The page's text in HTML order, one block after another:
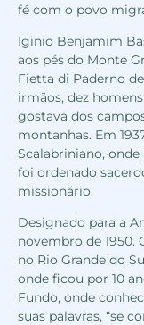
fé com o povo
Iginio Benjamim
aos pés do Monte
Fietta di Paderno
irmãos, dez
gostava dos
montanhas. Em
Scalabriniano, onde
foi ordenado
missionário.
Designado para a
novembro de 1950.
no Rio Grande do
onde ficou por 10
Fundo, onde
suas palavras, “se